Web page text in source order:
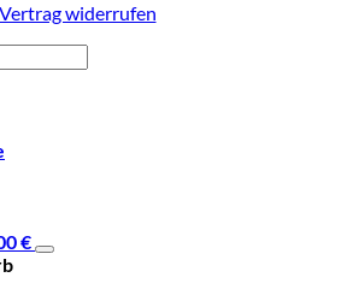
Vertrag widerrufen
€